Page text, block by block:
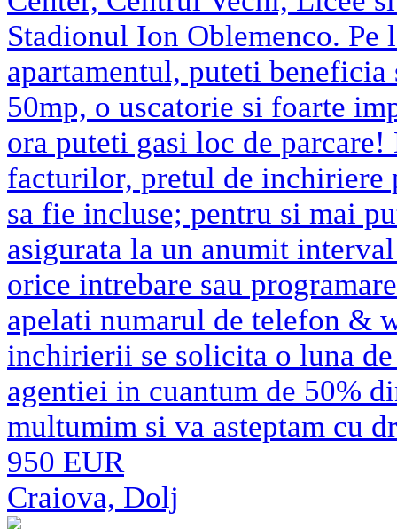
Stadionul Ion Oblemenco. Pe
apartamentul, puteti
50mp, o uscatorie si foarte
ora puteti gasi loc de
facturilor, pretul de inchiriere
sa fie incluse; pentru si mai
asigurata la un anumit
orice intrebare sau
apelati numarul de telefon &
inchirierii se solicita o luna
agentiei in cuantum de 50%
multumim si va asteptam cu
950 EUR
Craiova, Dolj